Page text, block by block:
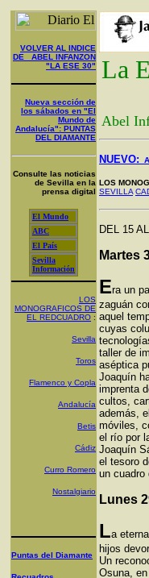
VOLVER AL INDICE
DE ABEL INFANZON
"LA ESE 30"
Nueva sección de
los sábados en "El
Mundo de
Andalucía": PUNTAS
DEL DIAMANTE
Consulte las noticias
de Sevilla en la
prensa digital
El Mundo
ABC
El País
Sevilla
Información
LOS
MONOGRAFICOS DE
EL REDCUADRO :
Sevilla
Toros
Flamenco y Copla
Andalucía
Betis
Cádiz
Curro Romero
Nostalgiario
Puntas del Diamante
La
Abel
NUEVO:
LOS
SEVILLA
DEL 15
Martes
Era un
zaguán
aquel
cuyas
taller de
aséptica
Joaquín
imprenta
cultos,
además,
móviles,
el río por
Joaquín
el tesoro
un cuadro
Lunes
La
hijos
Un
Osuna,